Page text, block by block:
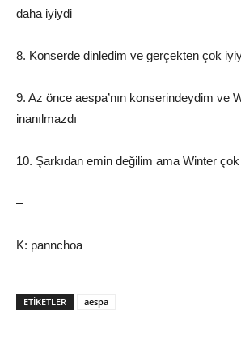
daha iyiydi
8. Konserde dinledim ve gerçekten çok
9. Az önce aespa’nın konserindeydim ve
inanılmazdı
10. Şarkıdan emin değilim ama Winter çok
–
K: pannchoa
ETIKETLER aespa